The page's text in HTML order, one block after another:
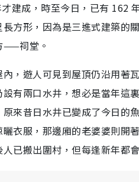
建成，時至今日，已有 162
長方形，因為是三進式建築的
——祠堂。
，遊人可見到屋頂仍沿用著
設有兩口水井，想必是當年這
原來昔日水井已變成了今日的
曬衣服，那邊廂的老婆婆則開
已搬出圍村，但每逢新年都